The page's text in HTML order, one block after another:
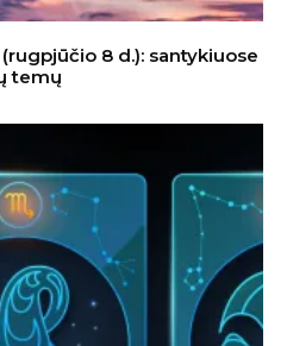
8 d.): santykiuose
temų